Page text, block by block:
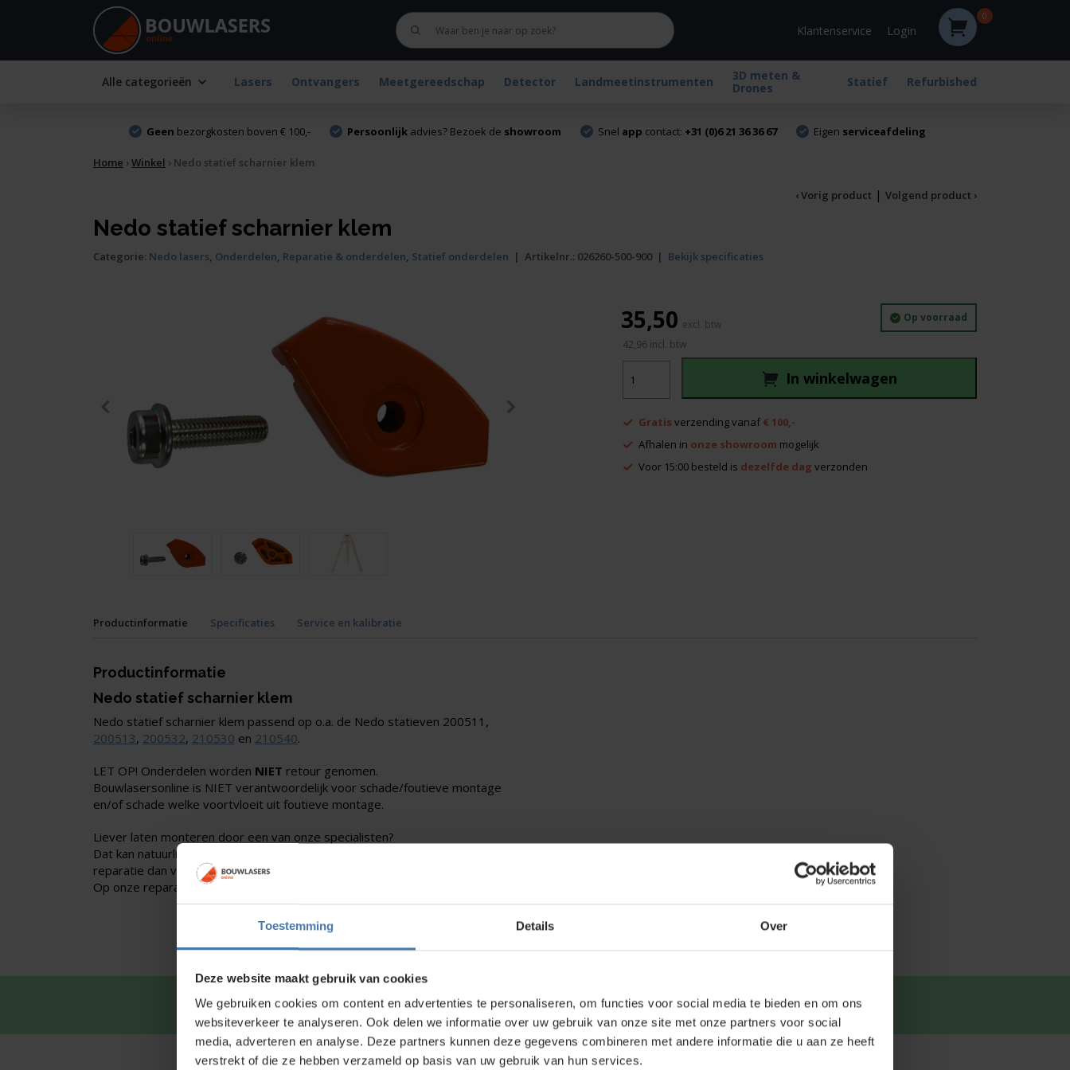
Toestemming Details Over
Deze website maakt gebruik van cookies
We gebruiken cookies om content en advertenties te personaliseren, om functies voor social media te bieden en om ons
websiteverkeer te analyseren. Ook delen we informatie over uw gebruik van onze site met onze partners voor social
media, adverteren en analyse. Deze partners kunnen deze gegevens combineren met andere informatie die u aan ze heeft
verstrekt of die ze hebben verzameld op basis van uw gebruik van hun services.
Klantenservice Login
0
Alle categorieën Lasers Ontvangers Meetgereedschap Detector Landmeetinstrumenten
3D meten &
Drones
Statief Refurbished
Geen bezorgkosten boven € 100,- Persoonlijkadvies? Bezoek de showroom Snel app contact: +31 (0)6 21 36 36 67 Eigen serviceafdeling
Home ›Winkel › Nedo statief scharnier klem
‹ Vorig product | Volgend product ›
Nedo statief scharnier klem
Categorie: Nedo lasers, Onderdelen, Reparatie & onderdelen, Statief onderdelen | Artikelnr.: 026260-500-900 | Bekijk specificaties
Op voorraad
statief
scharnier
aantal
42,96 incl. btw
In winkelwagen
35,50
Gratis verzending vanaf € 100,-
Afhalen in onze showroom mogelijk
Voor 15:00 besteld is dezelfde dag verzonden
Productinformatie Specificaties Service en kalibratie
Productinformatie
Nedo statief scharnier klem
Nedo statief scharnier klem passend op o.a. de Nedo statieven 200511,
200513, 200532, 210530 en 210540.
LET OP! Onderdelen worden NIET retour genomen.
Bouwlasersonline is NIET verantwoordelijk voor schade/foutieve montage
en/of schade welke voortvloeit uit foutieve montage.
Liever laten monteren door een van onze specialisten?
Dat kan natuurlijk ook,
reparatie dan voor u.
Op onze reparaties zit 3 maanden garantie.
Snel en direct contact?We beantwoorden je vragen graag viaWhatsapp.